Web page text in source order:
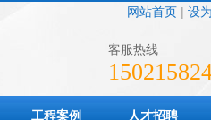
网站首页| 设
客服热线
工程案例 人才招聘